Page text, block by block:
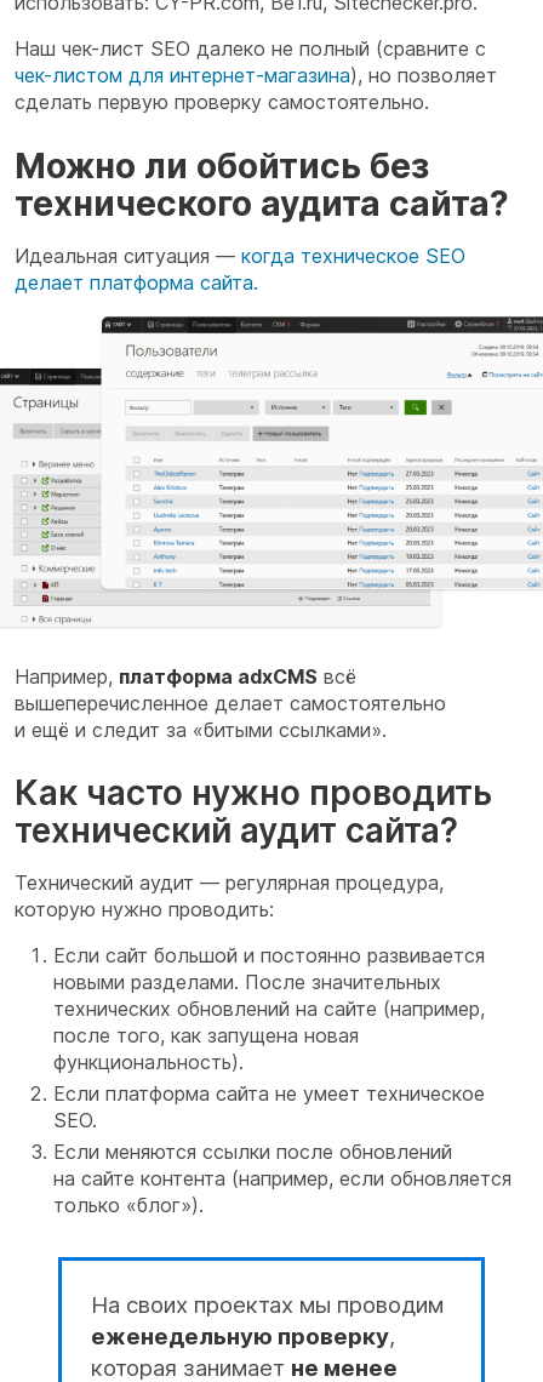
Наш чек-лист SEO далеко не полный (сравните с
чек-листом для интернет-магазина), но позволяет
сделать первую проверку самостоятельно.
Можно ли обойтись без
технического аудита сайта?
Идеальная ситуация — когда техническое SEO
делает платформа сайта.
Например, платформа adxCMS всё
вышеперечисленное делает самостоятельно
и ещё и следит за «битыми ссылками».
Как часто нужно проводить
технический аудит сайта?
Технический аудит — регулярная процедура,
которую нужно проводить:
Если сайт большой и постоянно развивается
новыми разделами. После значительных
технических обновлений на сайте (например,
после того, как запущена новая
функциональность).
Если платформа сайта не умеет техническое
SEO.
Если меняются ссылки после обновлений
на сайте контента (например, если обновляется
только «блог»).
На своих проектах мы проводим
еженедельную проверку,
которая занимает не менее